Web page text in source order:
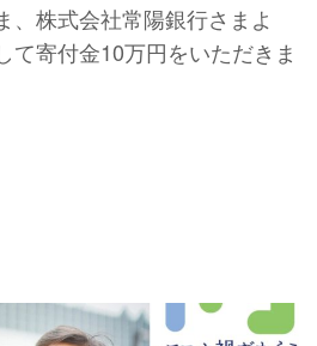
、株式会社常陽銀行さまよ
て寄付金10万円をいただきま